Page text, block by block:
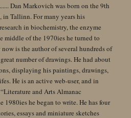
Dan Markovich was born on the 9th
in Tallinn. For many years his
in biochemistry, the enzyme
middle of the 1970ies he turned to
is the author of several hundreds of
number of drawings. He had about
displaying his paintings, drawings,
He is an active web-user, and in
and Arts Almanac
1980ies he began to write. He has four
essays and miniature sketches